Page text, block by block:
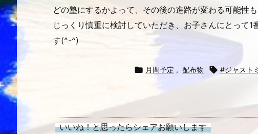
どの塾にするかよって、その後の進路が変わる可能性も
じっくり慎重に検討していただき、お子さんにとって
す(^-^)
 月間予定 , 配布物  #ジャスト
いいね！と思ったらシェアお願いします